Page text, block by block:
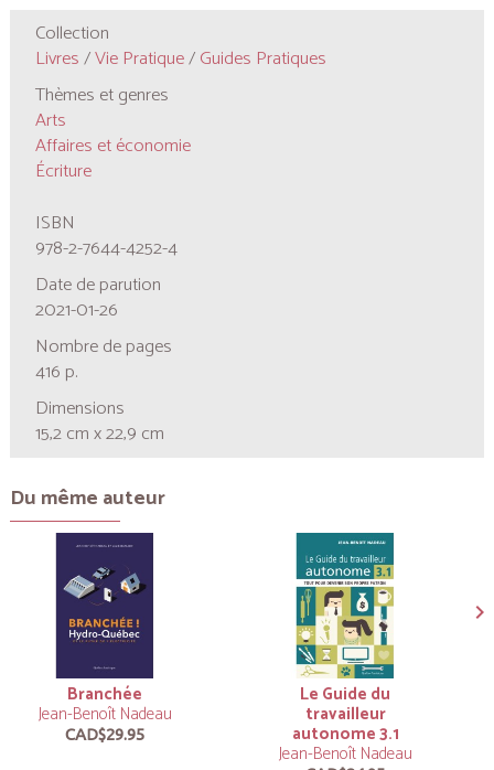
Collection
Livres/Vie Pratique/Guides Pratiques
Thèmes et genres
Arts
Affaires et économie
Écriture
ISBN
978-2-7644-4252-4
Date de parution
2021-01-26
Nombre de pages
416 p.
Dimensions
15,2 cm x 22,9 cm
Du même auteur
Branchée
Jean-Benoît Nadeau
CAD$29.95
Le Guide du
travailleur
autonome 3.1
Jean-Benoît Nadeau